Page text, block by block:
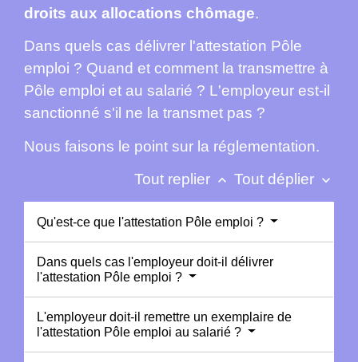
droits aux allocations chômage.
Dans quels cas délivrer l'attestation Pôle
emploi ? Quand et comment la transmettre à
Pôle emploi et au salarié ? L'employeur est-il
sanctionné s'il ne la transmet pas ?
Nous faisons le point sur la réglementation.
Tout replier keyboard_arrow_up Tout déplier keyboard_arrow_down
Qu'est-ce que l'attestation Pôle emploi ?
Dans quels cas l'employeur doit-il délivrer
l'attestation Pôle emploi ?
L'employeur doit-il remettre un exemplaire de
l'attestation Pôle emploi au salarié ?